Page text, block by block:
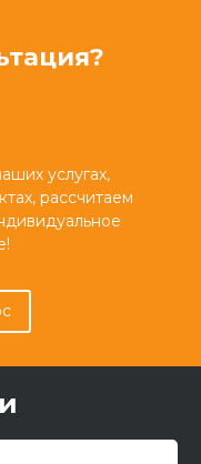
услугах,
рассчитаем